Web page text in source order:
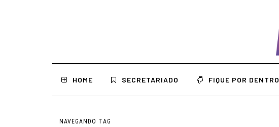
HOME SECRETARIADO FIQUE POR DENTRO
NAVEGANDO TAG